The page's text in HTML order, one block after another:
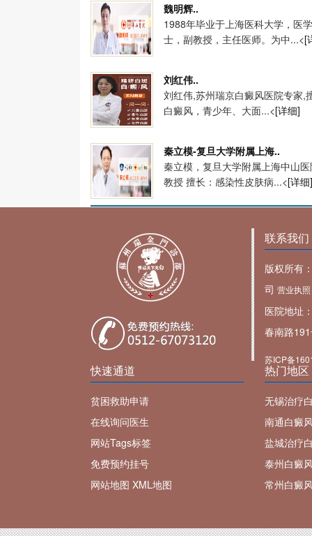
魏明辉..
1988年毕业于上海医科大学，医
士，副教授，主任医师。为中...<[
刘红伟..
刘红伟,苏州瑞京白癜风医院专家,
白癜风，青少年、大面...<[详细]
秦立模-复旦大学附属上海..
秦立模，复旦大学附属上海中山
教授 擅长：感染性皮肤病...<[详细]
联系我们
版权所有
司 营业执照
医院地址
春南路
苏ICP备
快速通道
贫困救助申请
在线询问医生
网站Tags标签
免费预约挂号
网站地图 XML地图
热门地区
无锡治疗
南通白癜
盐城治疗
泰州白癜
常州白癜